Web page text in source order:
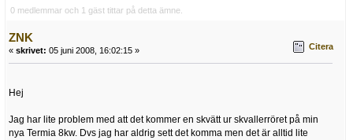
0 medlemmar och 1 gäst tittar på detta ämne.
ZNK
« skrivet: 05 juni 2008, 16:02:15 » Citera
Hej
Jag har lite problem med att det kommer en skvätt ur skvallerröret på min
nya Termia 8kw. Dvs jag har aldrig sett det komma men det är alltid lite